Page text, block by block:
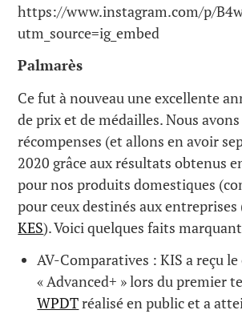
https://www.instagram.com/p/
utm_source=ig_embed
Palmarès
Ce fut à nouveau une excellente
de prix et de médailles. Nous
récompenses (et allons en avoir
2020 grâce aux résultats obtenus
pour nos produits domestiques
pour ceux destinés aux entreprises
KES). Voici quelques faits
AV-Comparatives : KIS a reçu
« Advanced+ » lors du premier
WPDTréalisé en public et a